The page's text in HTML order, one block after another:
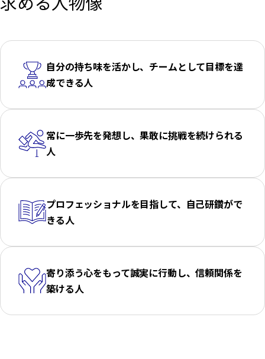
自分の持ち味を活かし、 チームとして目標を達
成できる人
常に一歩先を発想し、果敢に挑戦を続けられる
人
プロフェッショナルを目指して、 自己研鑽がで
きる人
寄り添う心をもって誠実に行動し、信頼関係を
築ける人